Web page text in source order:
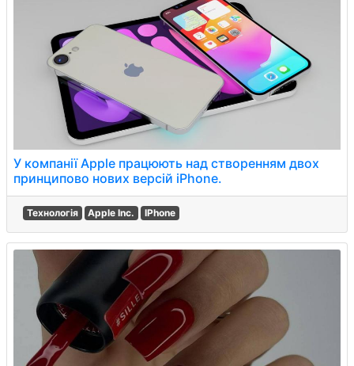
У компанії Apple працюють над створенням двох
принципово нових версій iPhone.
Технологія Apple Inc. IPhone